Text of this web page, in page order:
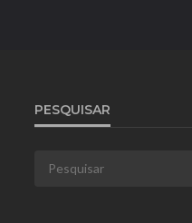
PESQUISAR